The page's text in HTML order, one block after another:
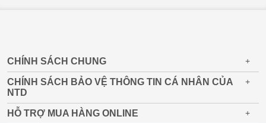
CHÍNH SÁCH CHUNG +
CHÍNH SÁCH BẢO VỆ THÔNG TIN CÁ NHÂN CỦA
NTD
+
HỖ TRỢ MUA HÀNG ONLINE +